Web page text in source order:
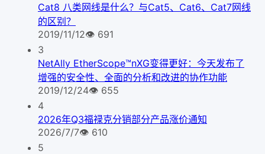
Cat8 八类网线是什么？与Cat5、Cat6、Cat7网线
的区别？
2019/11/12👁 691
3
NetAlly EtherScope™nXG变得更好：今天发布了
增强的安全性、全面的分析和改进的协作功能
2019/12/24👁 655
4
2026年Q3福禄克分销部分产品涨价通知
2026/7/7👁 610
5